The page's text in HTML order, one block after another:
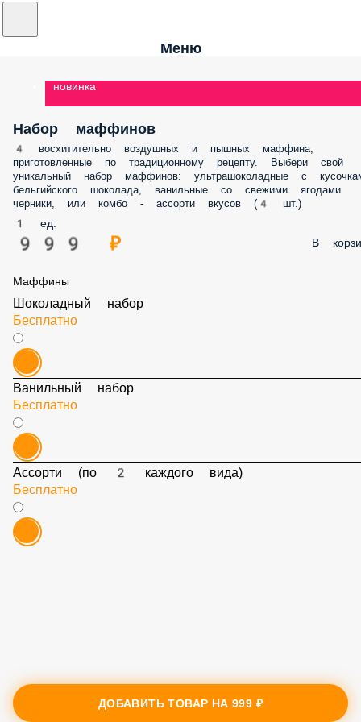
Меню
новинка
Набор маффинов
4 восхитительно воздушных и пышных маффина,
приготовленные по традиционному рецепту. Выбери свой
уникальный набор маффинов: ультрашоколадные с
бельгийского шоколада, ванильные со свежими ягодами
черники, или комбо - ассорти вкусов (4 шт.)
1 ед.
999 ₽ В
Маффины
Шоколадный набор
Бесплатно
Ванильный набор
Бесплатно
Ассорти (по 2 каждого вида)
Бесплатно
ДОБАВИТЬ ТОВАР НА999 ₽